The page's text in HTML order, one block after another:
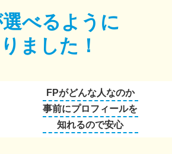
べるように
ました！
FPがどんな人なのか
事前にプロフィールを
知れるので安心